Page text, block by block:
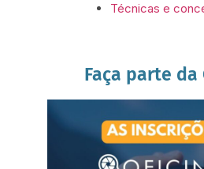
Técnicas e
Faça parte da